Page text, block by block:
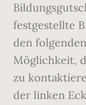
festgestellte
den
Möglichkeit,
zu
der linken